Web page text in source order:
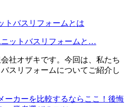
ットバスリフォームと…
社オザキです。今回は、私たち
スリフォームについてご紹介し